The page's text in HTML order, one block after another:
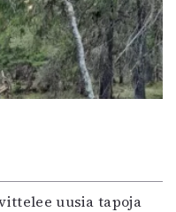
uusia tapoja